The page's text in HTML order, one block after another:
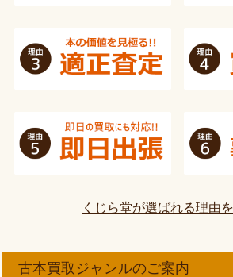
くじら堂が選ばれる理由
古本買取ジャンルのご案内